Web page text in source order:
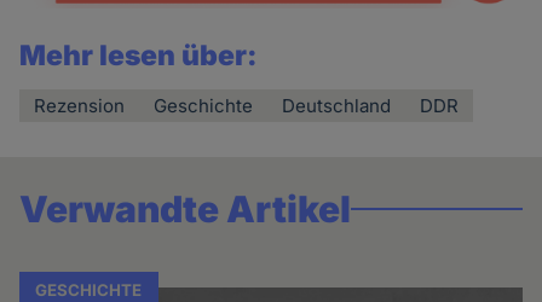
Mehr lesen über:
Rezension Geschichte Deutschland DDR
Verwandte Artikel
GESCHICHTE